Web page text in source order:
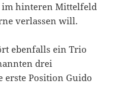
im hinteren Mittelfeld
verlassen will.
ebenfalls ein Trio
drei
erste Position Guido